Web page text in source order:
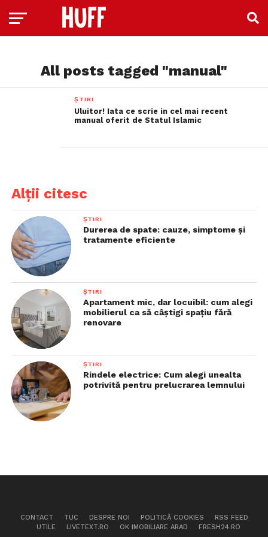
All posts tagged "manual"
ȘTIRI
Uluitor! Iata ce scrie in cel mai recent
manual oferit de Statul Islamic
Alții citesc
ȘTIRI
Durerea de spate: cauze, simptome și
tratamente eficiente
ȘTIRI
Apartament mic, dar locuibil: cum alegi
mobilierul ca să câștigi spațiu fără
renovare
ȘTIRI
Rindele electrice: Cum alegi unealta
potrivită pentru prelucrarea lemnului
CONTACT TUC DESPRE NOI POLITICĂ COOKIES
RSS FEED
UTILE
LIVETEXT.RO OK IMOBILIARE ARAD FRESH24.RO